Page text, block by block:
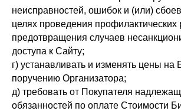
неисправностей, ошибок и (или)
целях проведения профилактических
предотвращения случаев
доступа к Сайту;
г) устанавливать и изменять цены на
поручению Организатора;
д) требовать от Покупателя
обязанностей по оплате Стоимости